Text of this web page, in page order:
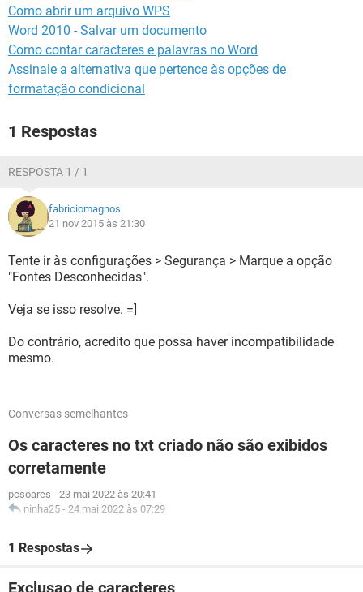
Como abrir um arquivo WPS
Word 2010 - Salvar um documento
Como contar caracteres e palavras no Word
Assinale a alternativa que pertence às opções de
formatação condicional
1 Respostas
RESPOSTA 1 / 1
fabriciomagnos
21 nov 2015 às 21:30
Tente ir às configurações > Segurança > Marque a opção
"Fontes Desconhecidas".
Veja se isso resolve. =]
Do contrário, acredito que possa haver incompatibilidade
mesmo.
Conversas semelhantes
Os caracteres no txt criado não são exibidos
corretamente
pcsoares - 23 mai 2022 às 20:41
ninha25 - 24 mai 2022 às 07:29
1 Respostas
Exclusao de caracteres